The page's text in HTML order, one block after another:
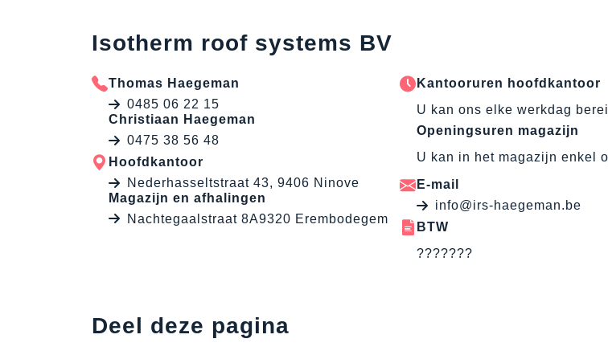
Isotherm roof systems BV
Thomas Haegeman
0485 06 22 15
Christiaan Haegeman
0475 38 56 48
Hoofdkantoor
Nederhasseltstraat 43, 9406 Ninove
Magazijn en afhalingen
Nachtegaalstraat 8A9320 Erembodegem
Kantooruren hoofdkantoor
U kan ons elke werkdag
Openingsuren magazijn
U kan in het magazijn enkel
E-mail
info@irs-haegeman.be
BTW
???????
Deel deze pagina